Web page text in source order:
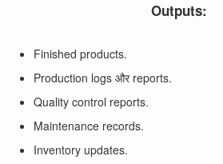
Outputs:
Finished products.
Production logs और reports.
Quality control reports.
Maintenance records.
Inventory updates.